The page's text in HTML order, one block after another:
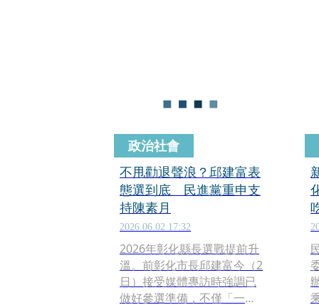
政治社會
不甩勸退聲浪？邱建富表
態選到底 民進黨重申支
持陳素月
2026.06.02 17:32
2026年彰化縣長選戰提前升
溫。前彰化市長邱建富今（2
日）接受媒體專訪時強調已
做好參選準備，不僅「一定